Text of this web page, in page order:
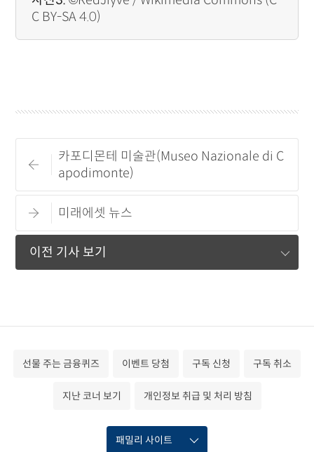
C BY-SA 4.0)
카포디몬테 미술관(Museo Nazionale di C
apodimonte)
미래에셋 뉴스
이전 기사 보기
선물 주는 금융퀴즈 이벤트 당첨 구독 신청 구독 취소
지난 코너 보기 개인정보 취급 및 처리 방침
패밀리 사이트